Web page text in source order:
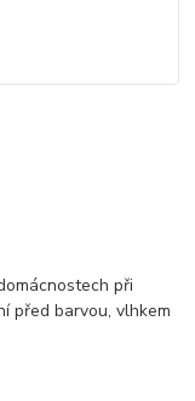
při
před barvou, vlhkem